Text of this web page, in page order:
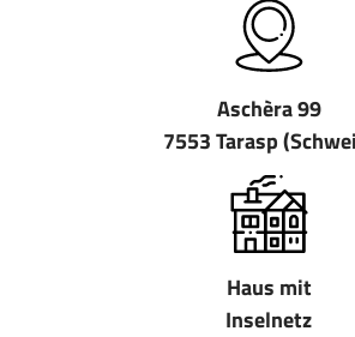
Aschèra 99
7553 Tarasp
Haus mit
Inselnetz